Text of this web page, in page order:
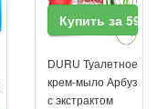
Купить за 59
DURU Туалетное
крем-мыло Арбуз
с экстрактом